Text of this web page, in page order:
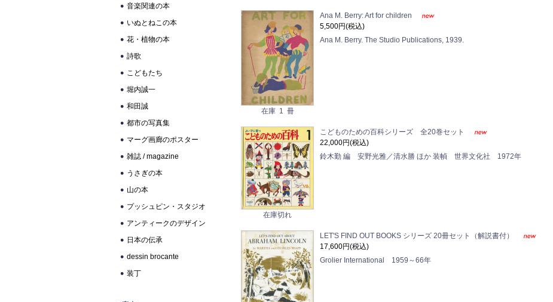
音楽関連の本
いぬとねこの本
花・植物の本
詩歌
こどもたち
堀内誠一
和田誠
都市の写真集
マーグ画廊のポスター
雑誌 / magazine
うさぎの本
山の本
プッシュピン・スタジオ
アンティークのデザイン
日本の伝承
dessin brocante
装丁
在庫 1 冊
Ana M. Berry: Art for children
5,500円(税込)
Ana M. Berry. The Studio Publications, 1939.
在庫切れ
こどものための百科シリーズ 全20巻セット
22,000円(税込)
鈴木勤 編 安野光雅／清水勝 ほか 装幀 世界文化社 1972年
LET'S FIND OUT BOOKS シリーズ 20冊セット（解説書付）
17,600円(税込)
Grolier International 1959～66年